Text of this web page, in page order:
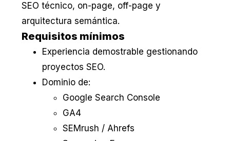
SEO técnico, on-page, off-page y
arquitectura semántica.
Requisitos mínimos
Experiencia demostrable gestionando
proyectos SEO.
Dominio de:
Google Search Console
GA4
SEMrush / Ahrefs